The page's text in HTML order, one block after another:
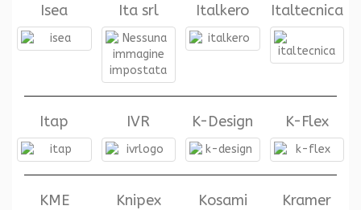
Isea Ita srl Italkero Italtecnica
Itap IVR K-Design K-Flex
KME Knipex Kosami Kramer